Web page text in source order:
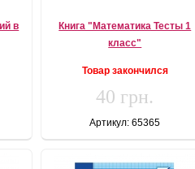
в
Книга "Математика Тесты 1
класс"
Товар закончился
40 грн.
Артикул: 65365